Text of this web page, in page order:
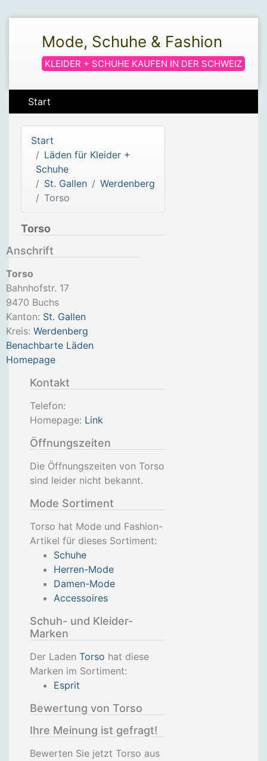
Mode, Schuhe & Fashion
KLEIDER + SCHUHE KAUFEN IN DER SCHWEIZ
Start
Start
Läden für Kleider +
Schuhe
St. Gallen
Werdenberg
Torso
Torso
Anschrift
Torso
Bahnhofstr. 17
9470 Buchs
Kanton: St. Gallen
Kreis: Werdenberg
Benachbarte Läden
Homepage
Kontakt
Telefon:
Homepage: Link
Öffnungszeiten
Die Öffnungszeiten von Torso
sind leider nicht bekannt.
Mode Sortiment
Torso hat Mode und Fashion-
Artikel für dieses Sortiment:
Schuhe
Herren-Mode
Damen-Mode
Accessoires
Schuh- und Kleider-
Marken
Der Laden Torso hat diese
Marken im Sortiment:
Esprit
Bewertung von Torso
Ihre Meinung ist gefragt!
Bewerten Sie jetzt Torso aus